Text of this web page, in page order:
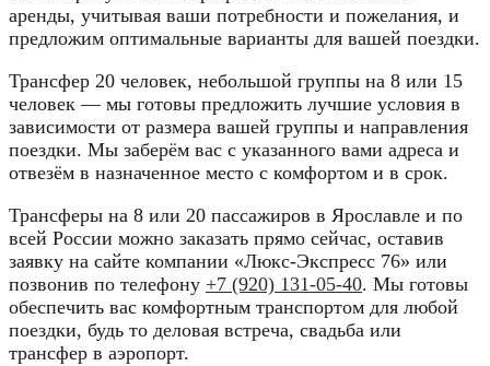
аренды, учитывая ваши потребности и пожелания, и
предложим оптимальные варианты для вашей поездки.
Трансфер 20 человек, небольшой группы на 8 или 15
человек — мы готовы предложить лучшие условия в
зависимости от размера вашей группы и направления
поездки. Мы заберём вас с указанного вами адреса и
отвезём в назначенное место с комфортом и в срок.
Трансферы на 8 или 20 пассажиров в Ярославле и по
всей России можно заказать прямо сейчас, оставив
заявку на сайте компании «Люкс-Экспресс 76» или
позвонив по телефону +7 (920) 131-05-40. Мы готовы
обеспечить вас комфортным транспортом для любой
поездки, будь то деловая встреча, свадьба или
трансфер в аэропорт.